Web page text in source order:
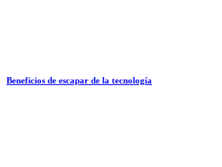
Beneficios de escapar de la tecnología